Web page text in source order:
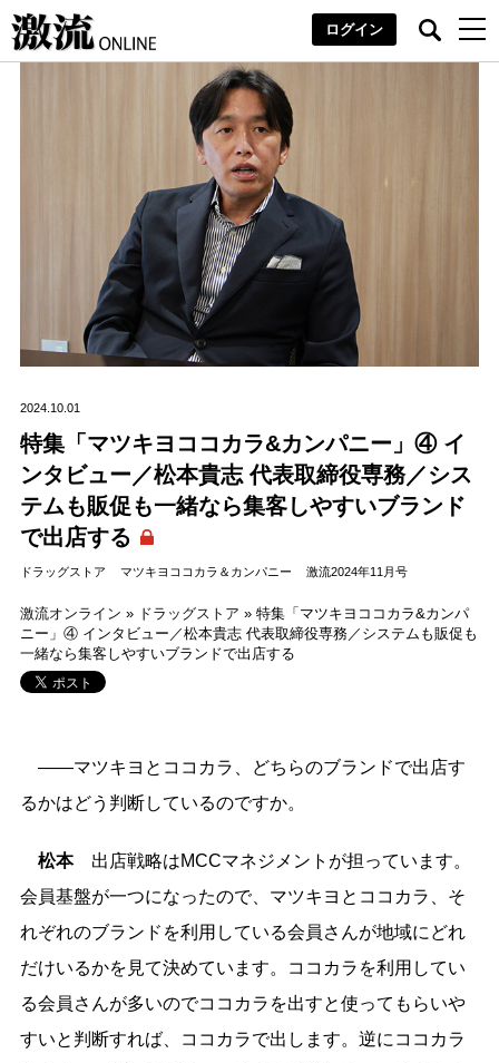
ログイン
2024.10.01
特集「マツキヨココカラ&カンパニー」④ イ
ンタビュー／松本貴志 代表取締役専務／シス
テムも販促も一緒なら集客しやすいブランド
で出店する
ドラッグストア マツキヨココカラ＆カンパニー 激流2024年11月号
激流オンライン » ドラッグストア » 特集「マツキヨココカラ&カンパ
ニー」④ インタビュー／松本貴志 代表取締役専務／システムも販促も
一緒なら集客しやすいブランドで出店する
――マツキヨとココカラ、どちらのブランドで出店す
るかはどう判断しているのですか。
松本出店戦略はMCCマネジメントが担っています。
会員基盤が一つになったので、マツキヨとココカラ、そ
れぞれのブランドを利用している会員さんが地域にどれ
だけいるかを見て決めています。ココカラを利用してい
る会員さんが多いのでココカラを出すと使ってもらいや
すいと判断すれば、ココカラで出します。逆にココカラ